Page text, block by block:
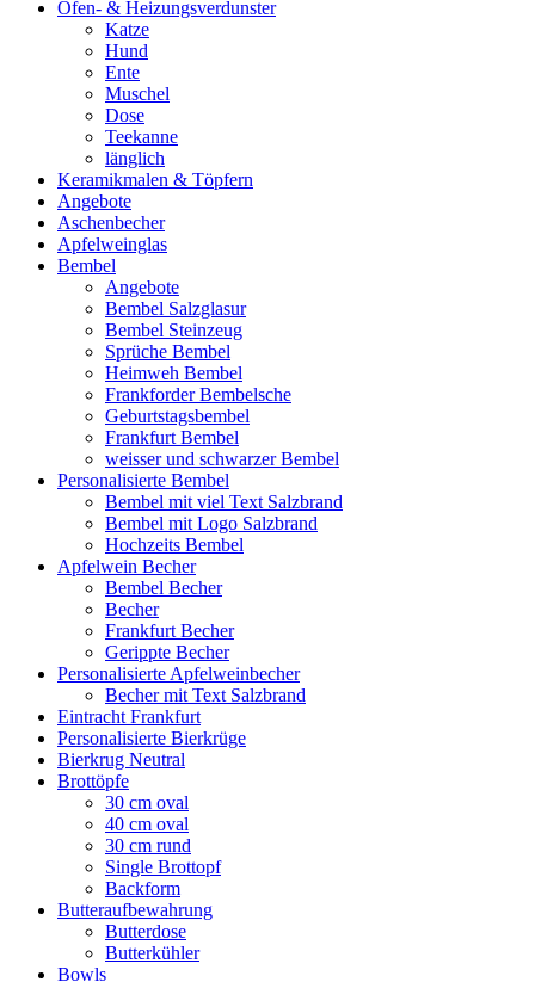
Ofen- & Heizungsverdunster
Katze
Hund
Ente
Muschel
Dose
Teekanne
länglich
Keramikmalen & Töpfern
Angebote
Aschenbecher
Apfelweinglas
Bembel
Angebote
Bembel Salzglasur
Bembel Steinzeug
Sprüche Bembel
Heimweh Bembel
Frankforder Bembelsche
Geburtstagsbembel
Frankfurt Bembel
weisser und schwarzer Bembel
Personalisierte Bembel
Bembel mit viel Text Salzbrand
Bembel mit Logo Salzbrand
Hochzeits Bembel
Apfelwein Becher
Bembel Becher
Becher
Frankfurt Becher
Gerippte Becher
Personalisierte Apfelweinbecher
Becher mit Text Salzbrand
Eintracht Frankfurt
Personalisierte Bierkrüge
Bierkrug Neutral
Brottöpfe
30 cm oval
40 cm oval
30 cm rund
Single Brottopf
Backform
Butteraufbewahrung
Butterdose
Butterkühler
Bowls